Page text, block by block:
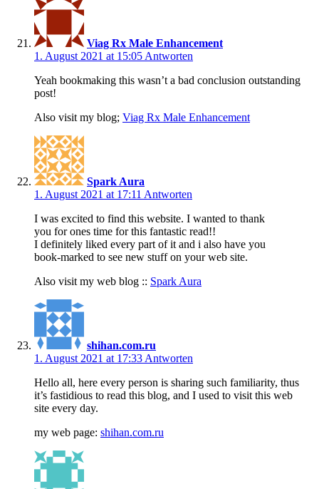
Viag Rx Male Enhancement
1. August 2021 at 15:05 Antworten
Yeah bookmaking this wasn’t a bad conclusion outstanding
post!
Also visit my blog; Viag Rx Male Enhancement
Spark Aura
1. August 2021 at 17:11 Antworten
I was excited to find this website. I wanted to thank
you for ones time for this fantastic read!!
I definitely liked every part of it and i also have you
book-marked to see new stuff on your web site.
Also visit my web blog :: Spark Aura
shihan.com.ru
1. August 2021 at 17:33 Antworten
Hello all, here every person is sharing such familiarity, thus
it’s fastidious to read this blog, and I used to visit this web
site every day.
my web page: shihan.com.ru